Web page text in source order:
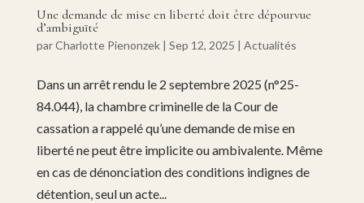
Une demande de mise en liberté doit être dépourvue
d’ambiguïté
parCharlotte Pienonzek| Sep 12, 2025 | Actualités
Dans un arrêt rendu le 2 septembre 2025 (n°25-
84.044), la chambre criminelle de la Cour de
cassation a rappelé qu’une demande de mise en
liberté ne peut être implicite ou ambivalente. Même
en cas de dénonciation des conditions indignes de
détention, seul un acte...